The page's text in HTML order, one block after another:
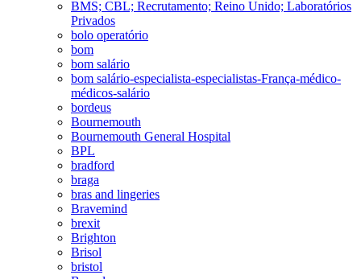
BMS; CBL; Recrutamento; Reino Unido; Laboratórios
Privados
bolo operatório
bom
bom salário
bom salário-especialista-especialistas-França-médico-
médicos-salário
bordeus
Bournemouth
Bournemouth General Hospital
BPL
bradford
braga
bras and lingeries
Bravemind
brexit
Brighton
Brisol
bristol